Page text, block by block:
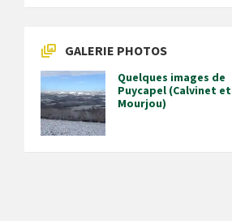
GALERIE PHOTOS
Quelques images de
Puycapel (Calvinet et
Mourjou)